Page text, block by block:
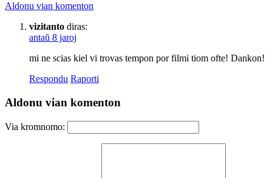
Aldonu vian komenton
vizitanto diras:
antaŭ 8 jaroj
mi ne scias kiel vi trovas tempon por filmi tiom ofte! Dankon!
Respondu Raporti
Aldonu vian komenton
Via kromnomo: